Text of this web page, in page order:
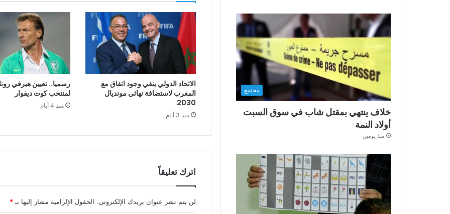
الاتحاد الدولي ينفي وجود اتفاق مع
المغرب لاستضافة نهائي مونديال
2030
منذ 3 أيام
رسميا.. تعيين هيرفي
لمنتخب كوت ديفوار
منذ 4 أيام
اترك تعليقاً
لن يتم نشر عنوان بريدك الإلكتروني. الحقول الإلزامية مشار إليها بـ *
مجتمع
خلاف ينتهي بمقتل شاب في سوق السبت
أولاد النمة
منذ يومين